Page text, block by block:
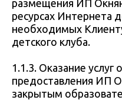
размещения ИП
ресурсах Интернета
необходимых
детского клуба.
1.1.3. Оказание услуг
предоставления ИП
закрытым